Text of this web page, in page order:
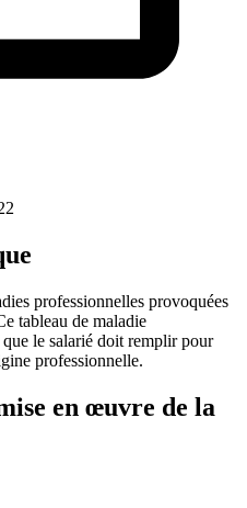
professionnelles provoquées
tableau de maladie
le salarié doit remplir pour
professionnelle.
en œuvre de la